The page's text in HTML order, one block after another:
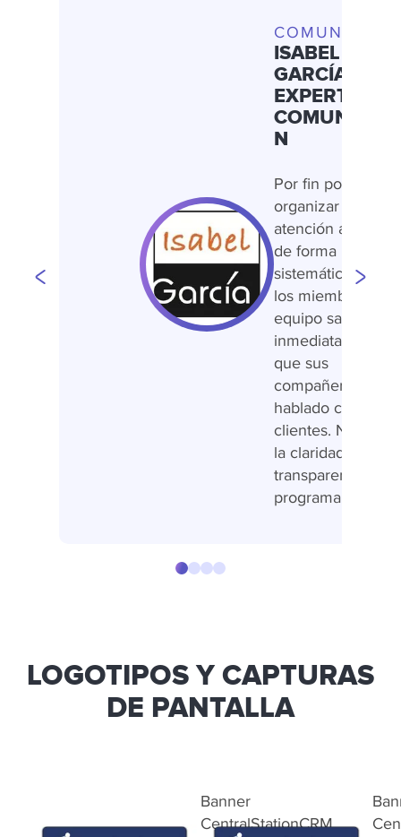
ISABEL
GARCÍA
EXPERTO EN
N
Por fin podemos
organizar nuestra
atención al cliente
de forma
sistemática. Todos
los miembros del
equipo saben
inmediatamente
que sus
compañeros han
hablado con los
clientes. Nos
la claridad y la
transparencia del
programa.
LOGOTIPOS Y CAPTURAS
DE PANTALLA
Banner
CentralStationCRM